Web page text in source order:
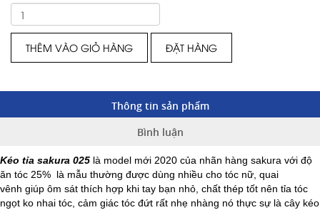
THÊM VÀO GIỎ HÀNG ĐẶT HÀNG
Thông tin sản phẩm
Bình luận
Kéo tỉa sakura 025 là model mới 2020 của nhãn hàng sakura với độ
ăn tóc 25% là mẫu thường được dùng nhiều cho tóc nữ, quai
vênh giúp ôm sát thích hợp khi tay bạn nhỏ, chất thép tốt nên tỉa tóc
ngọt ko nhai tóc, cảm giác tóc đứt rất nhẹ nhàng nó thực sự là cây kéo